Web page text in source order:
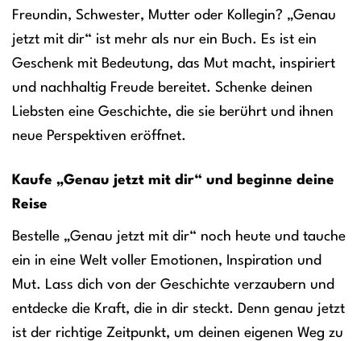
Freundin, Schwester, Mutter oder Kollegin? „Genau
jetzt mit dir“ ist mehr als nur ein Buch. Es ist ein
Geschenk mit Bedeutung, das Mut macht, inspiriert
und nachhaltig Freude bereitet. Schenke deinen
Liebsten eine Geschichte, die sie berührt und ihnen
neue Perspektiven eröffnet.
Kaufe „Genau jetzt mit dir“ und beginne deine
Reise
Bestelle „Genau jetzt mit dir“ noch heute und tauche
ein in eine Welt voller Emotionen, Inspiration und
Mut. Lass dich von der Geschichte verzaubern und
entdecke die Kraft, die in dir steckt. Denn genau jetzt
ist der richtige Zeitpunkt, um deinen eigenen Weg zu